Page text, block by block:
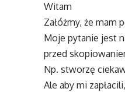
Witam
Załóżmy, że mam
Moje pytanie jest
przed
Np. stworzę
Ale aby mi